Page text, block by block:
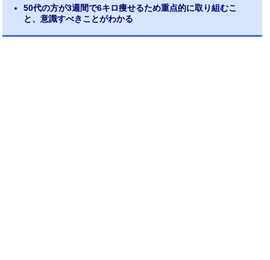
50代の方が3週間で6キロ痩せるため重点的に取り組むこ
と、意識すべきことがわかる